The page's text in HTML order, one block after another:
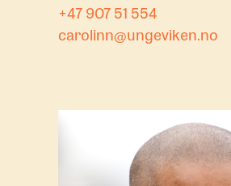
+47 907 51 554
carolinn@ungeviken.no